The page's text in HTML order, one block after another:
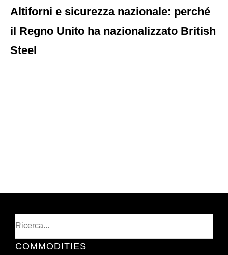
Altiforni e sicurezza nazionale: perché
il Regno Unito ha nazionalizzato British
Steel
COMMODITIES